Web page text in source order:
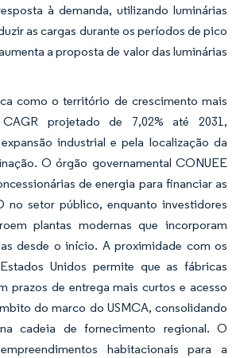
à demanda, utilizando luminárias
as cargas durante os períodos de pico
a proposta de valor das luminárias
como o território de crescimento mais
projetado de 7,02% até 2031,
industrial e pela localização da
O órgão governamental CONUEE
de energia para financiar as
no setor público, enquanto investidores
plantas modernas que incorporam
desde o início. A proximidade com os
Unidos permite que as fábricas
prazos de entrega mais curtos e acesso
do marco do USMCA, consolidando
cadeia de fornecimento regional. O
habitacionais para a